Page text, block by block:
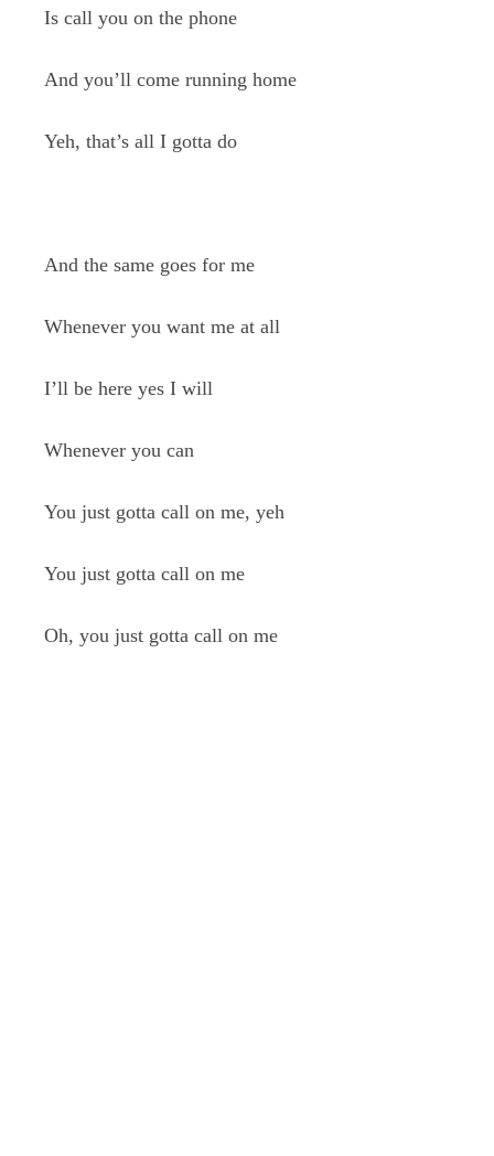
Is call you on the phone
And you’ll come running home
Yeh, that’s all I gotta do
And the same goes for me
Whenever you want me at all
I’ll be here yes I will
Whenever you can
You just gotta call on me, yeh
You just gotta call on me
Oh, you just gotta call on me